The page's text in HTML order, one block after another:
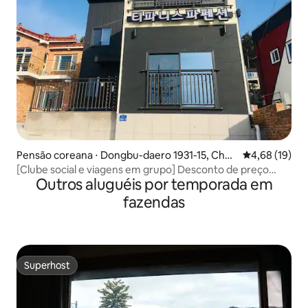
Pensão coreana ⋅ Dongbu-daero 1931-15, Chan
gseon-myeon, Namhae
4,68 de uma
4,68 (19)
[Clube social e viagens em grupo] Desconto de preço
para 2 a 3 pessoas! Pensão Namhae Tiffany Spa (1,2º andar,
Outros aluguéis por temporada em
fazendas
Superhost
Superhost